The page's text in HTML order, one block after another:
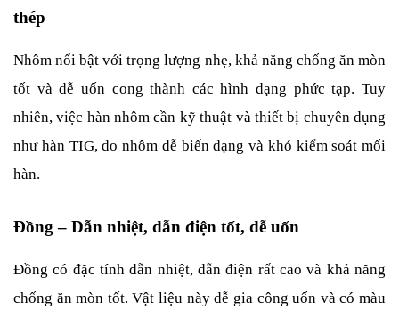
thép
Nhôm nổi bật với trọng lượng nhẹ, khả năng chống ăn mòn
tốt và dễ uốn cong thành các hình dạng phức tạp. Tuy
nhiên, việc hàn nhôm cần kỹ thuật và thiết bị chuyên dụng
như hàn TIG, do nhôm dễ biến dạng và khó kiểm soát mối
hàn.
Đồng – Dẫn nhiệt, dẫn điện tốt, dễ uốn
Đồng có đặc tính dẫn nhiệt, dẫn điện rất cao và khả năng
chống ăn mòn tốt. Vật liệu này dễ gia công uốn và có màu